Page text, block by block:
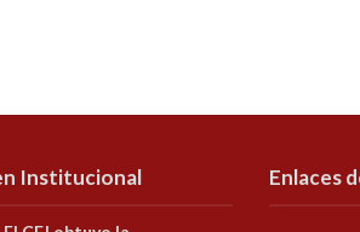
Institucional Enlaces